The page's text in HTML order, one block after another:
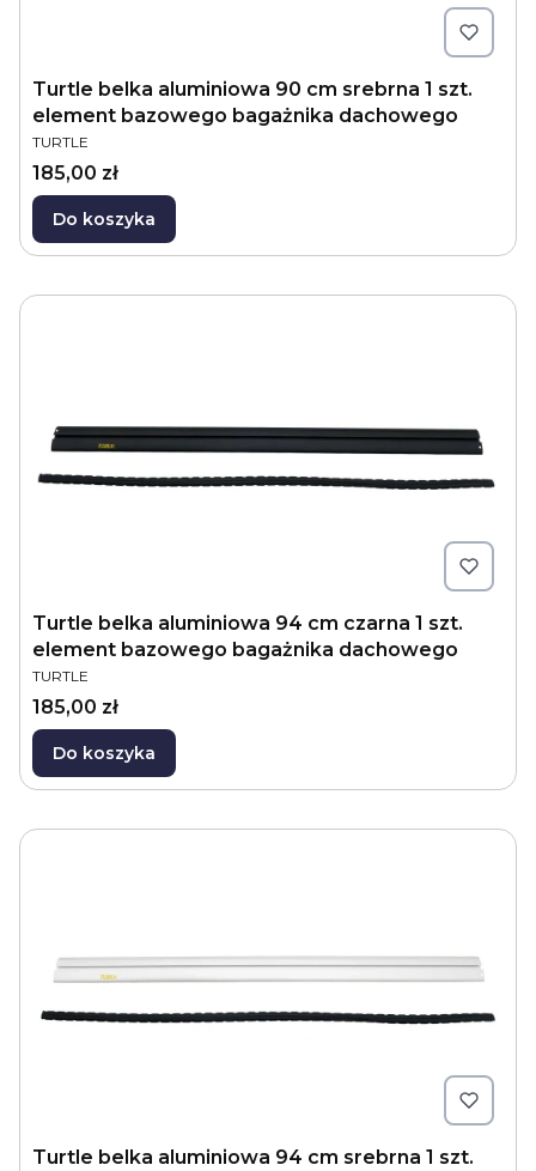
Turtle belka aluminiowa 90 cm srebrna 1 szt.
element bazowego bagażnika dachowego
PRODUCENT
TURTLE
Cena
185,00 zł
Do koszyka
Turtle belka aluminiowa 94 cm czarna 1 szt.
element bazowego bagażnika dachowego
PRODUCENT
TURTLE
Cena
185,00 zł
Do koszyka
Turtle belka aluminiowa 94 cm srebrna 1 szt.